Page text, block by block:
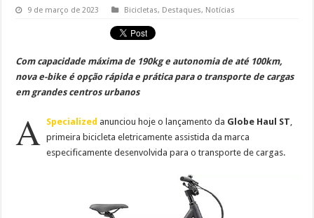
9 de março de 2023 Bicicletas, Destaques, Notícias
Com capacidade máxima de 190kg e autonomia de até 100km,
nova e-bike é opção rápida e prática para o transporte de cargas
em grandes centros urbanos
A Specialized anunciou hoje o lançamento da Globe Haul ST,
primeira bicicleta eletricamente assistida da marca
especificamente desenvolvida para o transporte de cargas.